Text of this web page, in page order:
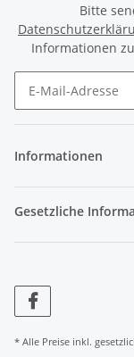
Bitte
Informationen
Informationen
Gesetzliche
* Alle Preise inkl.